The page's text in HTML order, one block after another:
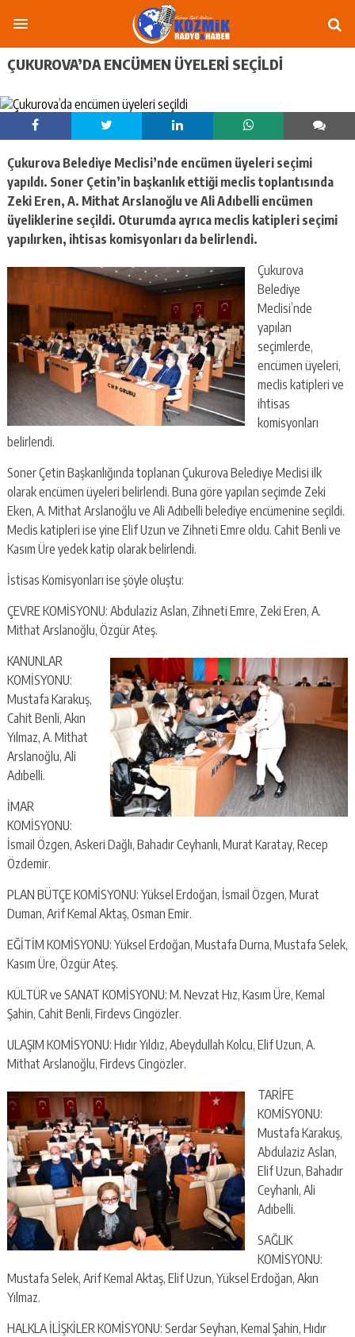
ÇUKUROVA’DA ENCÜMEN ÜYELERI SEÇILDI
Çukurova Belediye Meclisi’nde encümen üyeleri seçimi
yapıldı. Soner Çetin’in başkanlık ettiği meclis toplantısında
Zeki Eren, A. Mithat Arslanoğlu ve Ali Adıbelli encümen
üyeliklerine seçildi. Oturumda ayrıca meclis katipleri seçimi
yapılırken, ihtisas komisyonları da belirlendi.
Çukurova
Belediye
Meclisi’nde
yapılan
seçimlerde,
encümen üyeleri,
meclis katipleri ve
ihtisas
komisyonları
belirlendi.
Soner Çetin Başkanlığında toplanan Çukurova Belediye Meclisi ilk
olarak encümen üyeleri belirlendi. Buna göre yapılan seçimde Zeki
Eken, A. Mithat Arslanoğlu ve Ali Adıbelli belediye encümenine seçildi.
Meclis katipleri ise yine Elif Uzun ve Zihneti Emre oldu. Cahit Benli ve
Kasım Üre yedek katip olarak belirlendi.
İstisas Komisyonları ise şöyle oluştu:
ÇEVRE KOMİSYONU: Abdulaziz Aslan, Zihneti Emre, Zeki Eren, A.
Mithat Arslanoğlu, Özgür Ateş.
KANUNLAR
KOMİSYONU:
Mustafa Karakuş,
Cahit Benli, Akın
Yılmaz, A. Mithat
Arslanoğlu, Ali
Adıbelli.
İMAR
KOMİSYONU:
İsmail Özgen, Askeri Dağlı, Bahadır Ceyhanlı, Murat Karatay, Recep
Özdemir.
PLAN BÜTÇE KOMİSYONU: Yüksel Erdoğan, İsmail Özgen, Murat
Duman, Arif Kemal Aktaş, Osman Emir.
EĞİTİM KOMİSYONU: Yüksel Erdoğan, Mustafa Durna, Mustafa Selek,
Kasım Üre, Özgür Ateş.
KÜLTÜR ve SANAT KOMİSYONU: M. Nevzat Hız, Kasım Üre, Kemal
Şahin, Cahit Benli, Firdevs Cingözler.
ULAŞIM KOMİSYONU: Hıdır Yıldız, Abeydullah Kolcu, Elif Uzun, A.
Mithat Arslanoğlu, Firdevs Cingözler.
TARİFE
KOMİSYONU:
Mustafa Karakuş,
Abdulaziz Aslan,
Elif Uzun, Bahadır
Ceyhanlı, Ali
Adıbelli.
SAĞLIK
KOMİSYONU:
Mustafa Selek, Arif Kemal Aktaş, Elif Uzun, Yüksel Erdoğan, Akın
Yılmaz.
HALKLA İLİŞKİLER KOMİSYONU: Serdar Seyhan, Kemal Şahin, Hıdır